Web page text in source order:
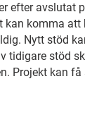
efter avslutat
komma att
Nytt stöd
tidigare stöd
Projekt kan